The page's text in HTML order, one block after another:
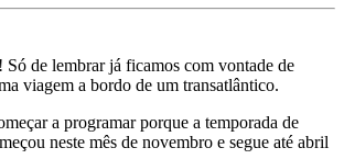
Só de lembrar já ficamos com vontade de
viagem a bordo de um transatlântico.
a programar porque a temporada de
neste mês de novembro e segue até abril